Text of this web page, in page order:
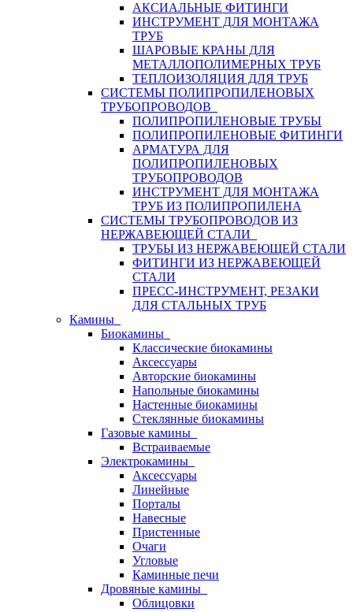
АКСИАЛЬНЫЕ ФИТИНГИ
ИНСТРУМЕНТ ДЛЯ МОНТАЖА
ТРУБ
ШАРОВЫЕ КРАНЫ ДЛЯ
МЕТАЛЛОПОЛИМЕРНЫХ ТРУБ
ТЕПЛОИЗОЛЯЦИЯ ДЛЯ ТРУБ
СИСТЕМЫ ПОЛИПРОПИЛЕНОВЫХ
ТРУБОПРОВОДОВ
ПОЛИПРОПИЛЕНОВЫЕ ТРУБЫ
ПОЛИПРОПИЛЕНОВЫЕ ФИТИНГИ
АРМАТУРА ДЛЯ
ПОЛИПРОПИЛЕНОВЫХ
ТРУБОПРОВОДОВ
ИНСТРУМЕНТ ДЛЯ МОНТАЖА
ТРУБ ИЗ ПОЛИПРОПИЛЕНА
СИСТЕМЫ ТРУБОПРОВОДОВ ИЗ
НЕРЖАВЕЮЩЕЙ СТАЛИ
ТРУБЫ ИЗ НЕРЖАВЕЮЩЕЙ СТАЛИ
ФИТИНГИ ИЗ НЕРЖАВЕЮЩЕЙ
СТАЛИ
ПРЕСС-ИНСТРУМЕНТ, РЕЗАКИ
ДЛЯ СТАЛЬНЫХ ТРУБ
Камины
Биокамины
Классические биокамины
Аксессуары
Авторские биокамины
Напольные биокамины
Настенные биокамины
Стеклянные биокамины
Газовые камины
Встраиваемые
Электрокамины
Аксессуары
Линейные
Порталы
Навесные
Пристенные
Очаги
Угловые
Каминные печи
Дровяные камины
Облицовки